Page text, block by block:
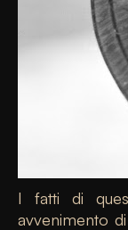
I fatti di
avvenimento